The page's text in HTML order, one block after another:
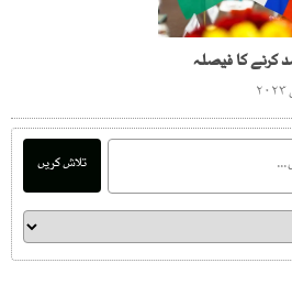
کرنے کا فیصلہ
تلاش کریں